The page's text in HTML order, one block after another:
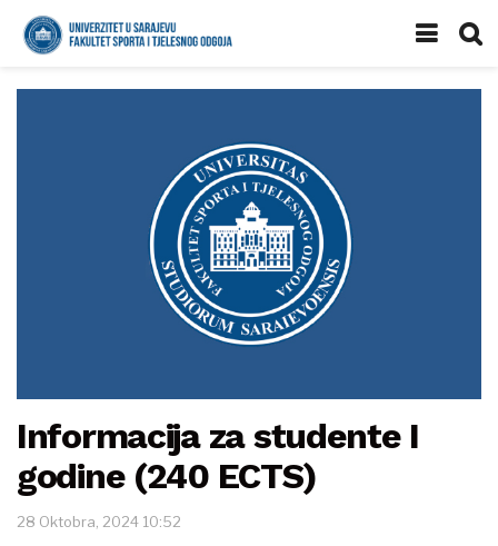
Informacija za studente I
godine (240 ECTS)
28 Oktobra, 2024 10:52